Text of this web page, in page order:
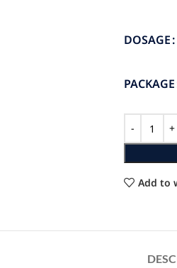
DOSAGE
PACKAGE
Add to